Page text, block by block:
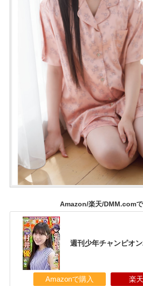
Amazon/楽天/DMM.com
週刊少年チャンピオ
Amazonで購入 楽